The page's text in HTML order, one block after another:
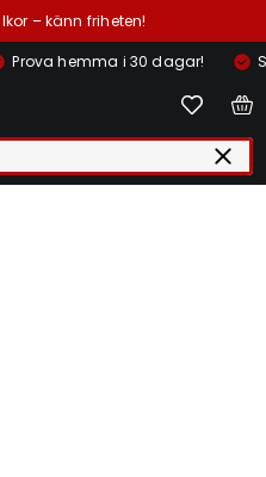
– känn friheten!
Prova hemma i 30 dagar!